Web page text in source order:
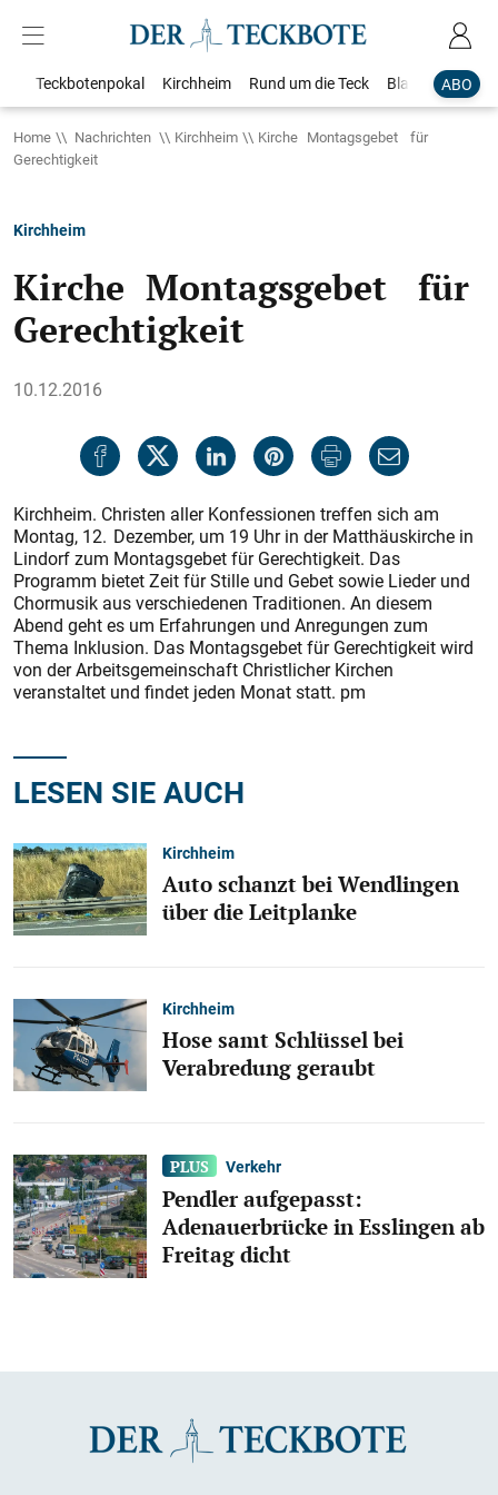
ABO
Teckbotenpokal Kirchheim Rund um die Teck Blaulicht
Home Nachrichten Kirchheim
Kirche Montagsgebet für
Gerechtigkeit
Kirchheim
Kirche Montagsgebet für
Gerechtigkeit
10.12.2016
Kirchheim. Christen aller Konfessionen treffen sich am
Montag, 12. Dezember, um 19 Uhr in der Matthäuskirche in
Lindorf zum Montagsgebet für Gerechtigkeit. Das
Programm bietet Zeit für Stille und Gebet sowie Lieder und
Chormusik aus verschiedenen Traditionen. An diesem
Abend geht es um Erfahrungen und Anregungen zum
Thema Inklusion. Das Montagsgebet für Gerechtigkeit wird
von der Arbeitsgemeinschaft Christlicher Kirchen
veranstaltet und findet jeden Monat statt. pm
LESEN SIE AUCH
Kirchheim
Auto schanzt bei Wendlingen
über die Leitplanke
Kirchheim
Hose samt Schlüssel bei
Verabredung geraubt
Verkehr
Pendler aufgepasst:
Adenauerbrücke in Esslingen ab
Freitag dicht